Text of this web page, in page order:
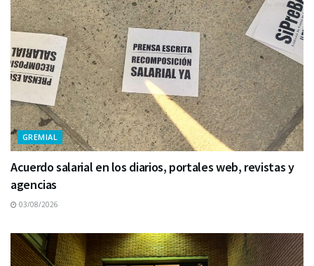
GREMIAL
Acuerdo salarial en los diarios, portales web, revistas y
agencias
03/08/2026